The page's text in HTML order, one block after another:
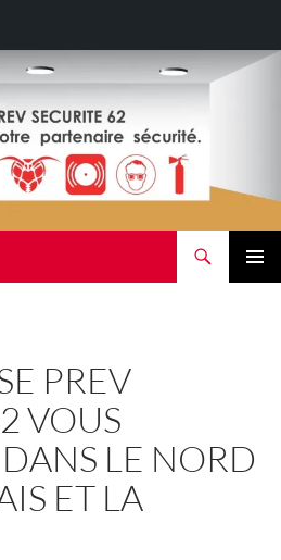
PREV
VOUS
LE NORD
ET LA